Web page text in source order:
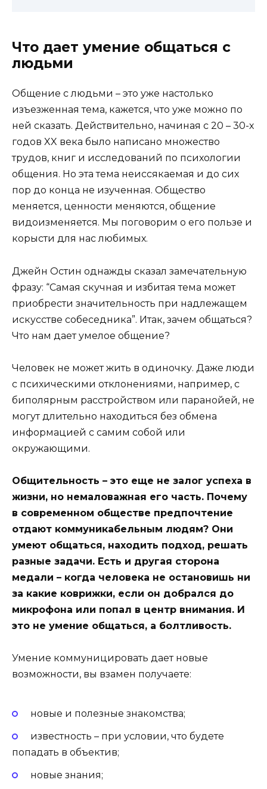
Что дает умение общаться с
людьми
Общение с людьми – это уже настолько
изъезженная тема, кажется, что уже можно по
ней сказать. Действительно, начиная с 20 – 30-х
годов XX века было написано множество
трудов, книг и исследований по психологии
общения. Но эта тема неиссякаемая и до сих
пор до конца не изученная. Общество
меняется, ценности меняются, общение
видоизменяется. Мы поговорим о его пользе и
корысти для нас любимых.
Джейн Остин однажды сказал замечательную
фразу: “Самая скучная и избитая тема может
приобрести значительность при надлежащем
искусстве собеседника”. Итак, зачем общаться?
Что нам дает умелое общение?
Человек не может жить в одиночку. Даже люди
с психическими отклонениями, например, с
биполярным расстройством или паранойей, не
могут длительно находиться без обмена
информацией с самим собой или
окружающими.
Общительность – это еще не залог успеха в
жизни, но немаловажная его часть. Почему
в современном обществе предпочтение
отдают коммуникабельным людям? Они
умеют общаться, находить подход, решать
разные задачи. Есть и другая сторона
медали – когда человека не остановишь ни
за какие коврижки, если он добрался до
микрофона или попал в центр внимания. И
это не умение общаться, а болтливость.
Умение коммуницировать дает новые
возможности, вы взамен получаете:
новые и полезные знакомства;
известность – при условии, что будете
попадать в объектив;
новые знания;